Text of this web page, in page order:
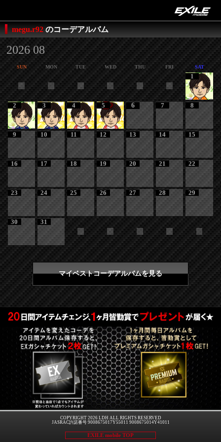
megu.r92 のコーデアルバム
2026 08
SUN MON TUE WED THU FRI SAT
1
2 3 4 5 6 7 8
9 10 11 12 13 14 15
16 17 18 19 20 21 22
23 24 25 26 27 28 29
30 31
マイベストコーデアルバムを見る
COPYRIGHT 2026 LDH ALL RIGHTS RESERVED
JASRAC許諾番号 9008675017Y55011 9008675014Y41011
EXILE mobile TOP